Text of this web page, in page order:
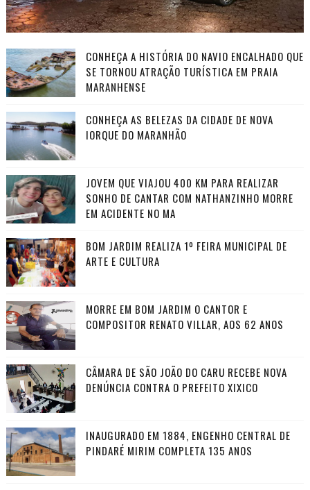
CONHEÇA A HISTÓRIA DO NAVIO ENCALHADO QUE
SE TORNOU ATRAÇÃO TURÍSTICA EM PRAIA
MARANHENSE
CONHEÇA AS BELEZAS DA CIDADE DE NOVA
IORQUE DO MARANHÃO
JOVEM QUE VIAJOU 400 KM PARA REALIZAR
SONHO DE CANTAR COM NATHANZINHO MORRE
EM ACIDENTE NO MA
BOM JARDIM REALIZA 1º FEIRA MUNICIPAL DE
ARTE E CULTURA
MORRE EM BOM JARDIM O CANTOR E
COMPOSITOR RENATO VILLAR, AOS 62 ANOS
CÂMARA DE SÃO JOÃO DO CARU RECEBE NOVA
DENÚNCIA CONTRA O PREFEITO XIXICO
INAUGURADO EM 1884, ENGENHO CENTRAL DE
PINDARÉ MIRIM COMPLETA 135 ANOS